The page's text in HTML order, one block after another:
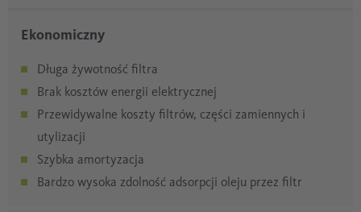
Ekonomiczny
Długa żywotność filtra
Brak kosztów energii elektrycznej
Przewidywalne koszty filtrów, części zamiennych i
utylizacji
Szybka amortyzacja
Bardzo wysoka zdolność adsorpcji oleju przez filtr